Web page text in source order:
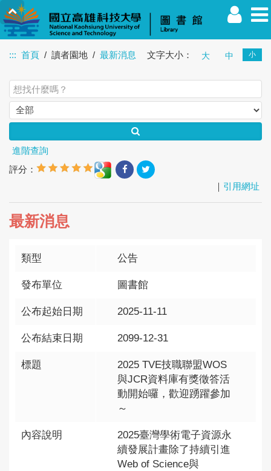
教職員 學生 校友 其他 訪客
::: 首頁 讀者園地 最新消息 文字大小： 大 中 小
進階查詢
評分：
｜ 引用網址
最新消息
類型 公告
發布單位 圖書館
公布起始日期 2025-11-11
公布結束日期 2099-12-31
標題
2025 TVE技職聯盟WOS
與JCR資料庫有獎徵答活
動開始囉，歡迎踴躍參加
～
內容說明
2025臺灣學術電子資源永
續發展計畫除了持續引進
Web of Science與